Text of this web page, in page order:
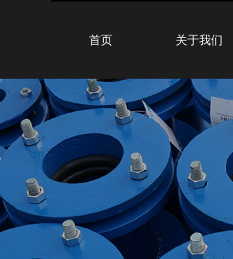
首页 关于我们